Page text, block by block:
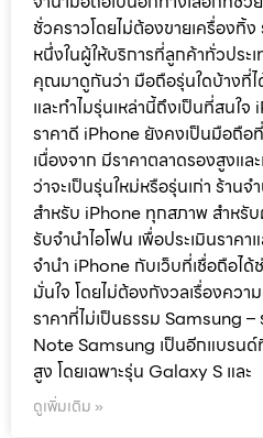
ชั่วคราวโดยไม่ต้องขายเครื่องทิ้
หนึ่งในผู้ให้บริการที่ลูกค้าทั่วประ
คุณมาดูกันว่า มือถือรุ่นใดบ้างที่ไ
และทำไมรุ่นเหล่านี้ถึงเป็นที่สนใ
ราคาดี iPhone ยังคงเป็นมือถือ
เนื่องจาก มีราคาตลาดรองสูงแล
ว่าจะเป็นรุ่นใหม่หรือรุ่นเก่า ร้าน
สำหรับ iPhone ทุกสภาพ สำหรั
รับจำนำไอโฟน เพื่อประเมินราค
จำนำ iPhone กับเว็บที่เชื่อถือได้
มั่นใจ โดยไม่ต้องกังวลเรื่องคว
ราคาที่ไม่เป็นธรรม Samsung
Note Samsung เป็นอีกแบรนด์
สูง โดยเฉพาะรุ่น Galaxy S และ
ดูเพิ่มเติม »